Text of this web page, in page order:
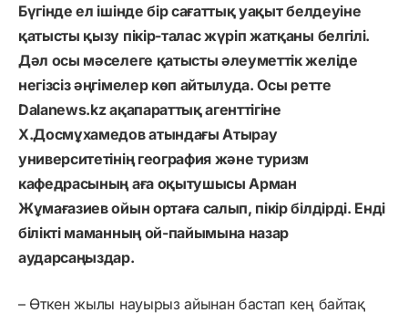
Бүгінде ел ішінде бір сағаттық уақыт белдеуіне
қатысты қызу пікір-талас жүріп жатқаны белгілі.
Дәл осы мәселеге қатысты әлеуметтік желіде
негізсіз әңгімелер көп айтылуда. Осы ретте
Dalanews.kz ақапараттық агенттігіне
Х.Досмұхамедов атындағы Атырау
университетінің география және туризм
кафедрасының аға оқытушысы Арман
Жұмағазиев ойын ортаға салып, пікір білдірді. Енді
білікті маманның ой-пайымына назар
аударсаңыздар.
– Өткен жылы науырыз айынан бастап кең байтақ